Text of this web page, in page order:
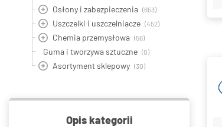
Osłony i zabezpieczenia (653)
Uszczelki i uszczelniacze (452)
Chemia przemysłowa (56)
Guma i tworzywa sztuczne (0)
Asortyment sklepowy (30)
Opis kategorii